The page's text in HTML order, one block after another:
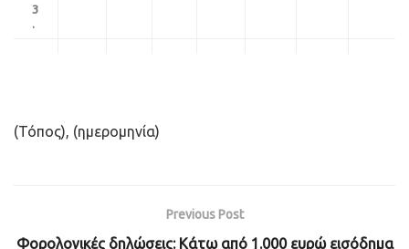
3
.
(Τόπος), (ημερομηνία)
Previous Post
Φορολογικές δηλώσεις: Κάτω από 1.000 ευρώ εισόδημα